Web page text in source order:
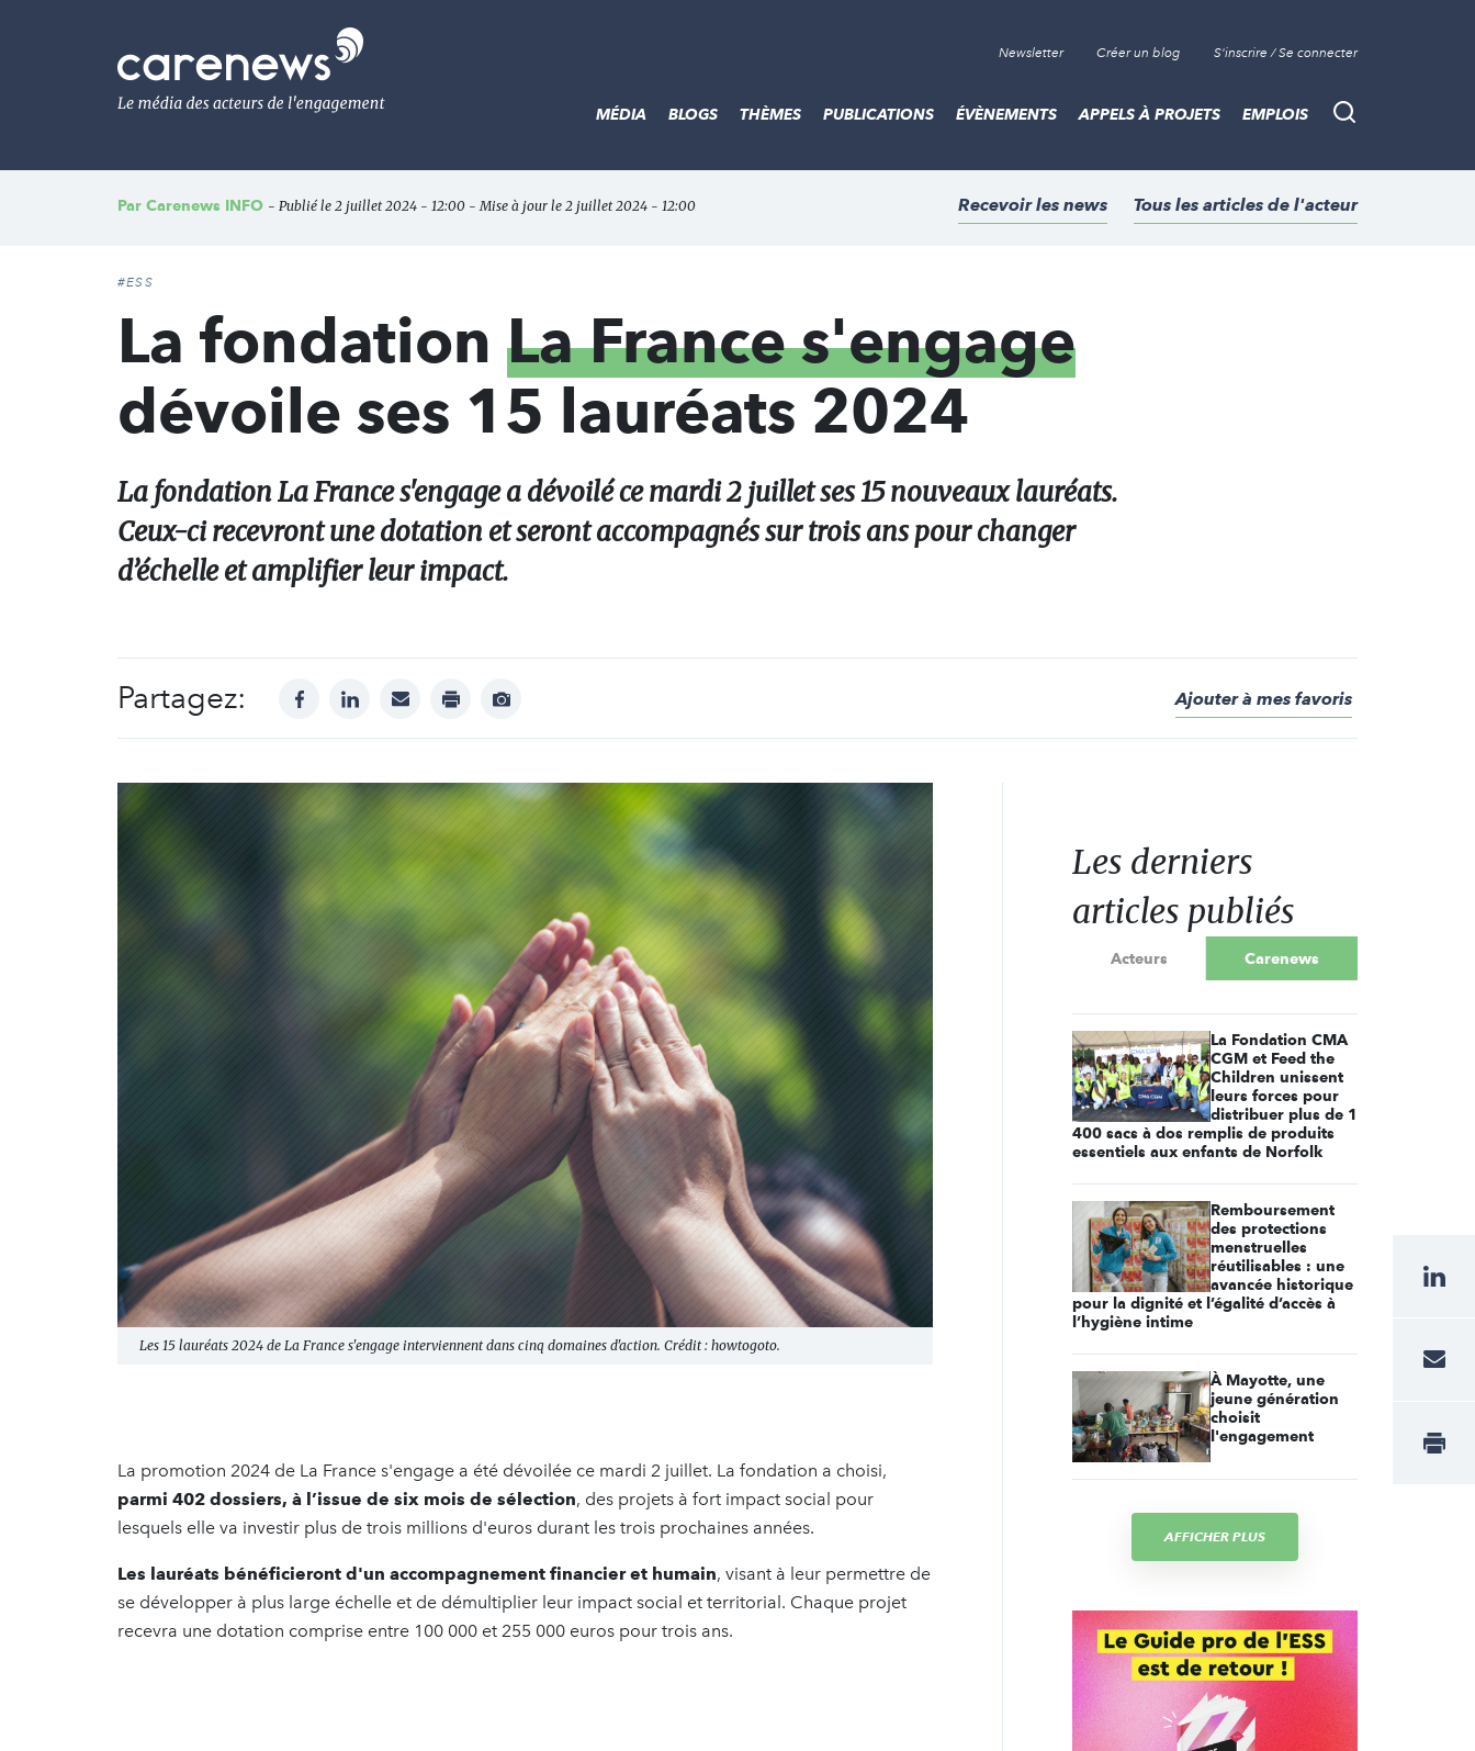
Le
média
de
l'engagement
Newsletter Créer un blog S'inscrire / Se connecter
Recherche
MÉDIA BLOGS THÈMES PUBLICATIONS ÉVÈNEMENTS APPELS À PROJETS EMPLOIS
Par Carenews INFO - Publié le 2 juillet 2024 - 12:00 - Mise à jour le 2 juillet 2024 - 12:00 Recevoir les news Tous les articles de l'acteur
#ESS
La fondation La France s'engage
dévoile ses 15 lauréats 2024
La fondation La France s'engage a dévoilé ce mardi 2 juillet ses 15 nouveaux lauréats.
Ceux-ci recevront une dotation et seront accompagnés sur trois ans pour changer
d’échelle et amplifier leur impact.
Partagez: facebooklinkedinmail print
Afficher
Ajouter à mes favoris
Les 15 lauréats 2024 de La France s'engage interviennent dans cinq domaines d'action. Crédit : howtogoto.
La promotion 2024 de La France s'engage a été dévoilée ce mardi 2 juillet. La fondation a choisi,
parmi 402 dossiers, à l’issue de six mois de sélection, des projets à fort impact social pour
lesquels elle va investir plus de trois millions d'euros durant les trois prochaines années.
Les lauréats bénéficieront d'un accompagnement financier et humain, visant à leur permettre de
se développer à plus large échelle et de démultiplier leur impact social et territorial. Chaque projet
recevra une dotation comprise entre 100 000 et 255 000 euros pour trois ans.
Les derniers
articles publiés
Acteurs Carenews
La Fondation CMA
CGM et Feed the
Children unissent
leurs forces pour
distribuer plus de 1
400 sacs à dos remplis de produits
essentiels aux enfants de Norfolk
Remboursement
des protections
menstruelles
réutilisables : une
avancée historique
pour la dignité et l’égalité d’accès à
l’hygiène intime
À Mayotte, une
jeune génération
choisit
l'engagement
AFFICHER PLUS